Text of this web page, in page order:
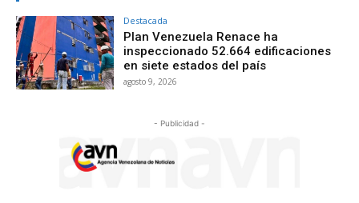
Destacada
Plan Venezuela Renace ha
inspeccionado 52.664 edificaciones
en siete estados del país
agosto 9, 2026
- Publicidad -